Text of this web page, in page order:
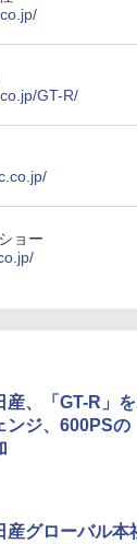
GT-R/
ョー
産、「GT-R」
ンジ、600PSの
産グローバル